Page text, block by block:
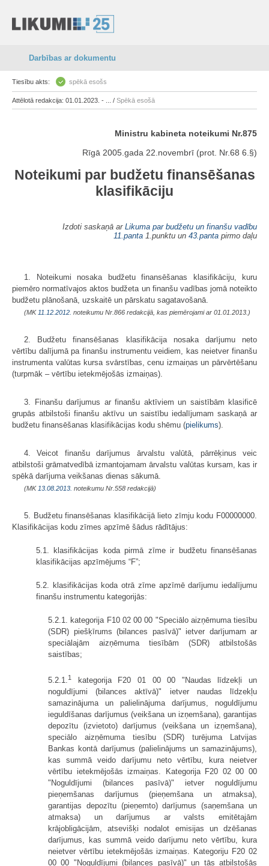
Darbības ar dokumentu
Tiesību akts: spēkā esošs
Attēlotā redakcija: 01.01.2023. - ... / Spēkā esošā
Ministru kabineta noteikumi Nr.875
Rīgā 2005.gada 22.novembrī (prot. Nr.68 6.§)
Noteikumi par budžetu finansēšanas
klasifikāciju
Izdoti saskaņā ar Likuma par budžetu un finanšu vadību
11.panta 1.punktu un 43.panta pirmo daļu
1. Noteikumi nosaka budžetu finansēšanas klasifikāciju, kuru
piemēro normatīvajos aktos budžeta un finanšu vadības jomā noteikto
budžetu plānošanā, uzskaitē un pārskatu sagatavošanā.
(MK 11.12.2012. noteikumu Nr.866 redakcijā, kas piemērojami ar 01.01.2013.)
2. Budžetu finansēšanas klasifikācija nosaka darījumu neto
vērtību dalīju­mā pa finanšu instrumentu veidiem, kas neietver finanšu
instrumenta valūtas kursa svārstības, cenu izmaiņas un pārvērtēšanu
(turpmāk – vērtību ietekmējošās izmaiņas).
3. Finanšu darījumus ar finanšu aktīviem un saistībām klasificē
grupās atbilstoši finanšu aktīvu un saistību iedalījumam saskaņā ar
budžetu finansē­šanas klasifikācijas kodu shēmu (pielikums).
4. Veicot finanšu darījumus ārvalstu valūtā, pārrēķinus veic
atbilstoši grāmatvedībā izmantojamam ārvalstu valūtas kursam, kas ir
spēkā darījuma veikšanas dienas sākumā.
(MK 13.08.2013. noteikumu Nr.558 redakcijā)
5. Budžetu finansēšanas klasifikācijā lieto zīmju kodu F00000000.
Klasifikācijas kodu zīmes apzīmē šādus rādītājus:
5.1. klasifikācijas koda pirmā zīme ir budžetu finansēšanas
klasifikācijas apzīmējums “F”;
5.2. klasifikācijas koda otrā zīme apzīmē darījumu iedalījumu
finanšu instrumentu kategorijās:
5.2.1. kategorija F10 02 00 00 "Speciālo aizņēmuma tiesību
(SDR) piešķīrums (bilances pasīvā)" ietver darījumam ar
speciālajām aizņēmuma tiesībām (SDR) atbilstošās
saistības;
5.2.1. 1
kategorija F20 01 00 00 "Naudas līdzekļi un
noguldījumi (bilances aktīvā)" ietver naudas līdzekļu
samazinājuma un palielinājuma darījumus, noguldījumu
ieguldīšanas darījumus (veikšana un izņemšana), garantijas
depozītu (izvietoto) darījumus (veikšana un izņemšana),
speciālo aizņēmuma tiesību (SDR) turējuma Latvijas
Bankas kontā darījumus (palielinājums un samazinājums),
kas summā veido darījumu neto vērtību, kura neietver
vērtību ietekmējošās izmaiņas. Kategorija F20 02 00 00
"Noguldījumi (bilances pasīvā)" ietver noguldījumu
pieņemšanas darījumus (pieņemšana un atmaksa),
garantijas depozītu (pieņemto) darījumus (saņemšana un
atmaksa) un darījumus ar valsts emitētajām
krājobligācijām, atsevišķi nodalot emisijas un dzēšanas
darījumus, kas summā veido darījumu neto vērtību, kura
neietver vērtību ietekmējošās izmaiņas. Kategoriju F20 02
00 00 "Noguldījumi (bilances pasīvā)" un tās atbilstošās